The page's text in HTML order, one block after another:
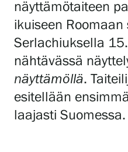
Serlachius Residenssi
SERLACHIUS+
näyttämötaiteen
ikuiseen
Serlachiuksella
nähtävässä
näyttämöllä.
esitellään
laajasti Suomessa.